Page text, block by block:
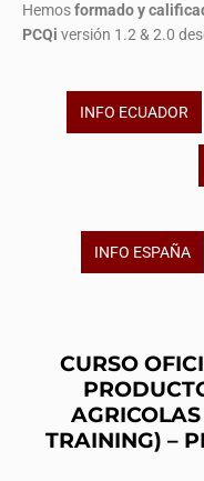
Hemosformado y
PCQi versión 1.2 & 2.0
INFO ECUADOR
INFO ESPAÑA
CURSO
TRAINING) –